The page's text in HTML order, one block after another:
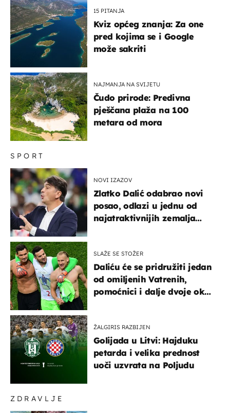
ZDRAVLJE
SPORT
NOVI IZAZOV
Zlatko Dalić odabrao novi
posao, odlazi u jednu od
najatraktivnijih zemalja
SLAŽE SE STOŽER
Daliću će se pridružiti jedan
od omiljenih Vatrenih,
pomoćnici i dalje dvoje oko
ŽALGIRIS RAZBIJEN
Golijada u Litvi: Hajduku
petarda i velika prednost
uoči uzvrata na Poljudu
15 PITANJA
Kviz općeg znanja: Za one
pred kojima se i Google
može sakriti
NAJMANJA NA SVIJETU
Čudo prirode: Predivna
pješčana plaža na 100
metara od mora